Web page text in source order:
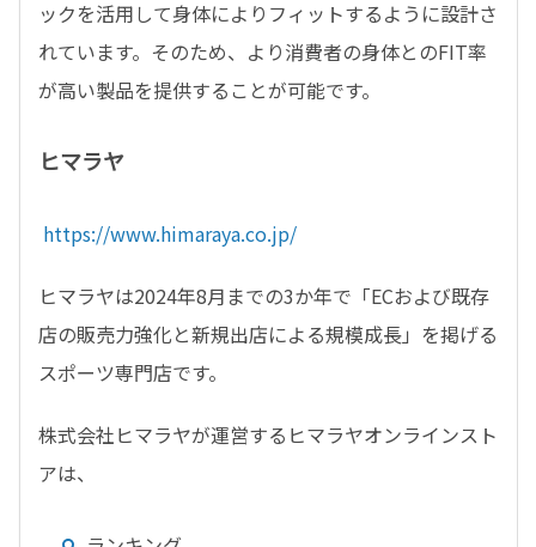
ックを活用して身体によりフィットするように設計さ
れています。そのため、より消費者の身体とのFIT率
が高い製品を提供することが可能です。
ヒマラヤ
https://www.himaraya.co.jp/
ヒマラヤは2024年8月までの3か年で「ECおよび既存
店の販売力強化と新規出店による規模成長」を掲げる
スポーツ専門店です。
株式会社ヒマラヤが運営するヒマラヤオンラインスト
アは、